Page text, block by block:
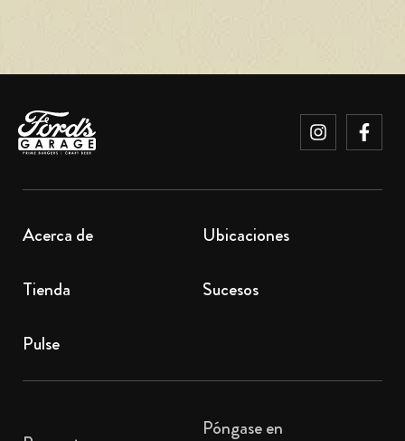
Acerca de Ubicaciones
Tienda Sucesos
Pulse
Póngase en